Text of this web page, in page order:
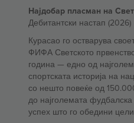
Најдобар пласман на
Дебитантски настап (2026)
Курасао го остварува
ФИФА Светското
година — едно од најголемите достигнувања во
спортската историја на
со нешто повеќе од
до најголемата
успех што го обедини